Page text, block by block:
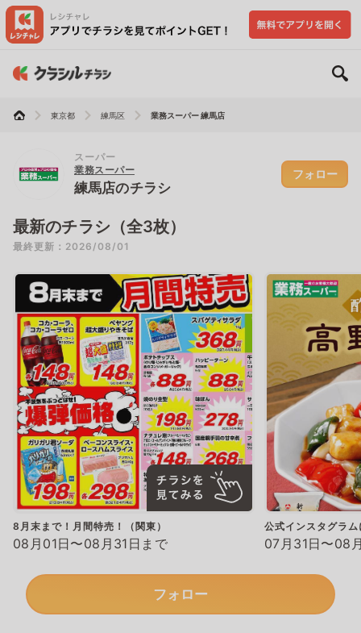
東京都 練馬区 業務スーパー 練馬店
スーパー
業務スーパー
練馬店のチラシ
フォロー
最新のチラシ（全3枚）
最終更新：2026/08/01
8月末まで！月間特売！（関東）
08月01日〜08月31日まで
公式インスタグラ
07月31日〜08
フォロー